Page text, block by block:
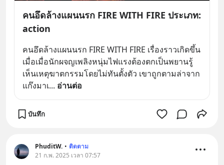
คนอึดล้างแผนนรก FIRE WITH FIRE ประเภท:
action
คนอึดล้างแผนนรก FIRE WITH FIRE เรื่องราวเกิดขึ้น
เมื่อเมื่อนักผจญเพลิงหนุ่มไฟแรงต้องตกเป็นพยานรู้
เห็นเหตุฆาตกรรมโดยไม่ทันตั้งตัว เขาถูกตามล่าจาก
แก๊งมาเ... อ่านต่อ
บันทึก
PhuditW. • ติดตาม
21 ก.พ. 2025 เวลา 07:57